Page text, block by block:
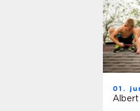
01.
Albert